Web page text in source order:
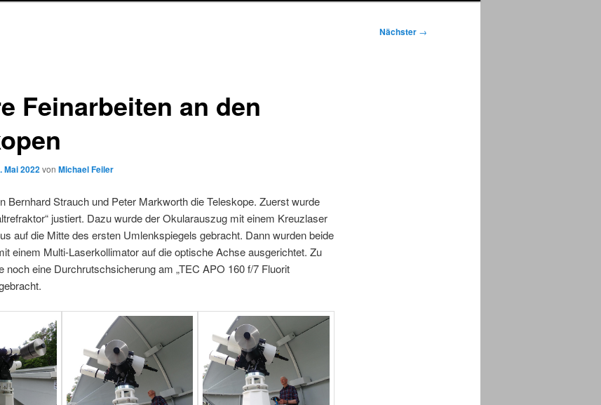
Nächster →
Feinarbeiten an den
Mai 2022von Michael Feiler
Bernhard Strauch und Peter Markworth die Teleskope. Zuerst wurde
justiert. Dazu wurde der Okularauszug mit einem Kreuzlaser
auf die Mitte des ersten Umlenkspiegels gebracht. Dann wurden beide
einem Multi-Laserkollimator auf die optische Achse ausgerichtet. Zu
noch eine Durchrutschsicherung am „TEC APO 160 f/7 Fluorit